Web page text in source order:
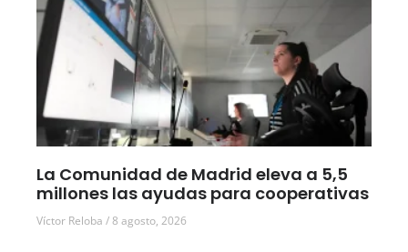
La Comunidad de Madrid eleva a 5,5
millones las ayudas para cooperativas
Víctor Reloba 8 agosto, 2026